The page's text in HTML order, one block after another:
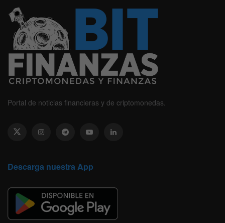
Portal de noticias financieras y de criptomonedas.
Descarga nuestra App